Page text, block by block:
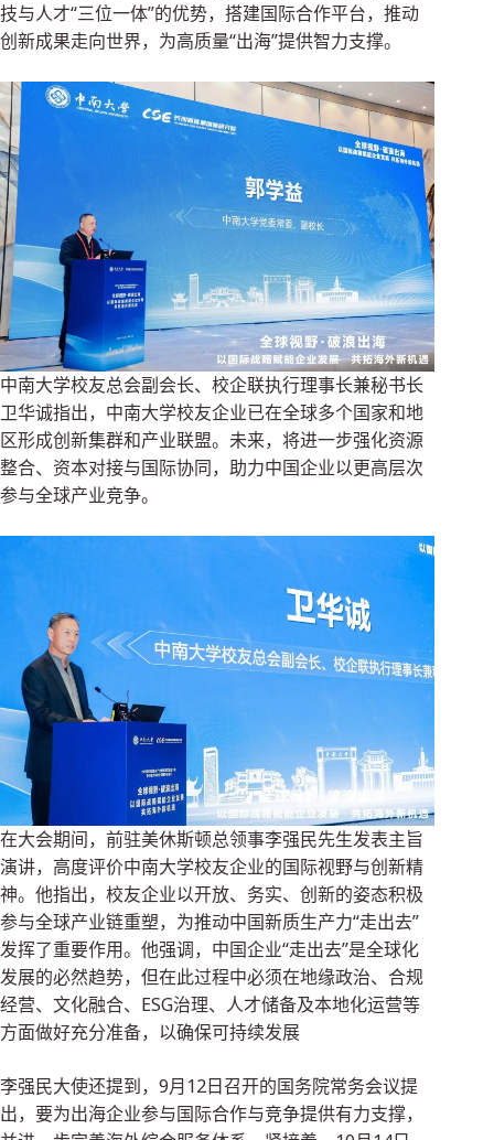
技与人才“三位一体”的优势，搭建国际合作平台，推动
创新成果走向世界，为高质量“出海”提供智力支撑。
中南大学校友总会副会长、校企联执行理事长兼秘书长
卫华诚指出，中南大学校友企业已在全球多个国家和地
区形成创新集群和产业联盟。未来，将进一步强化资源
整合、资本对接与国际协同，助力中国企业以更高层次
参与全球产业竞争。
在大会期间，前驻美休斯顿总领事李强民先生发表主旨
演讲，高度评价中南大学校友企业的国际视野与创新精
神。他指出，校友企业以开放、务实、创新的姿态积极
参与全球产业链重塑，为推动中国新质生产力“走出去”
发挥了重要作用。他强调，中国企业“走出去”是全球化
发展的必然趋势，但在此过程中必须在地缘政治、合规
经营、文化融合、ESG治理、人才储备及本地化运营等
方面做好充分准备，以确保可持续发展
李强民大使还提到，9月12日召开的国务院常务会议提
出，要为出海企业参与国际合作与竞争提供有力支撑，